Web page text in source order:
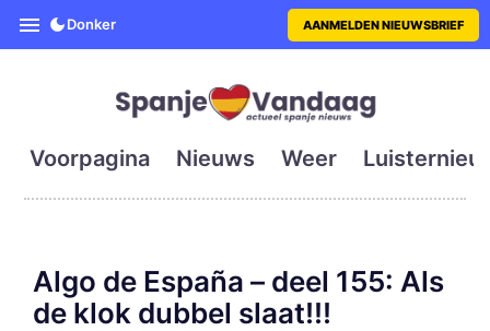
SpanjeVandaag is de eerste
Donker AANMELDEN NIEUWSBRIEF
Voorpagina Nieuws Weer
Algo de España – deel 155: Als
de klok dubbel slaat!!!